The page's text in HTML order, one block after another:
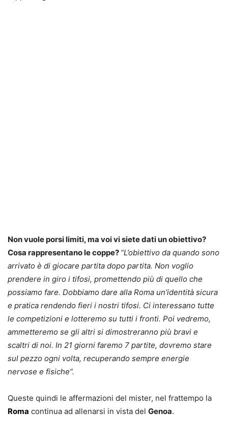
Non vuole porsi limiti, ma voi vi siete dati un obiettivo?
Cosa rappresentano le coppe? “L’obiettivo da quando sono
arrivato è di giocare partita dopo partita. Non voglio
prendere in giro i tifosi, promettendo più di quello che
possiamo fare. Dobbiamo dare alla Roma un’identità sicura
e pratica rendendo fieri i nostri tifosi. Ci interessano tutte
le competizioni e lotteremo su tutti i fronti. Poi vedremo,
ammetteremo se gli altri si dimostreranno più bravi e
scaltri di noi. In 21 giorni faremo 7 partite, dovremo stare
sul pezzo ogni volta, recuperando sempre energie
nervose e fisiche”.
Queste quindi le affermazioni del mister, nel frattempo la
Roma continua ad allenarsi in vista del Genoa.